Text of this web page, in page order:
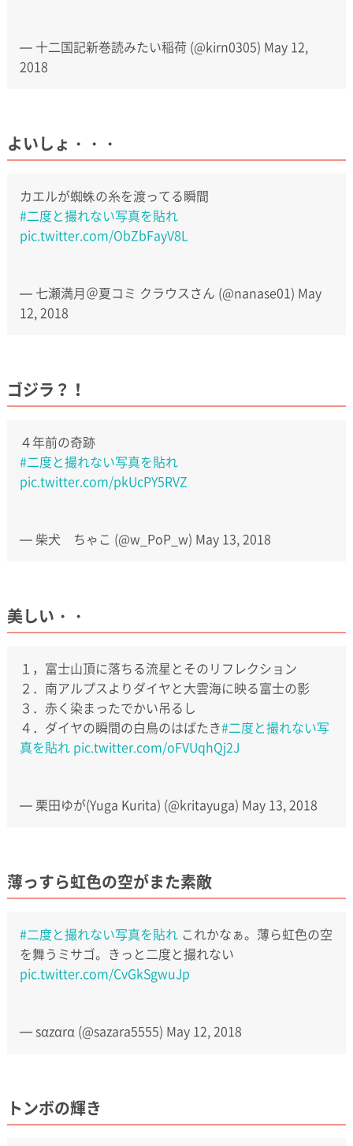
— 十二国記新巻読みたい稲荷 (@kirn0305) May 12,
2018
よいしょ・・・
カエルが蜘蛛の糸を渡ってる瞬間
#二度と撮れない写真を貼れ
pic.twitter.com/ObZbFayV8L
— 七瀬満月＠夏コミ クラウスさん (@nanase01) May
12, 2018
ゴジラ？！
４年前の奇跡
#二度と撮れない写真を貼れ
pic.twitter.com/pkUcPY5RVZ
— 柴犬 ちゃこ (@w_PoP_w) May 13, 2018
美しい・・
１，富士山頂に落ちる流星とそのリフレクション
２．南アルプスよりダイヤと大雲海に映る富士の影
３．赤く染まったでかい吊るし
４．ダイヤの瞬間の白鳥のはばたき#二度と撮れない写
真を貼れ pic.twitter.com/oFVUqhQj2J
— 栗田ゆが(Yuga Kurita) (@kritayuga) May 13, 2018
薄っすら虹色の空がまた素敵
#二度と撮れない写真を貼れこれかなぁ。薄ら虹色の空
を舞うミサゴ。きっと二度と撮れない
pic.twitter.com/CvGkSgwuJp
— sαzαrα (@sazara5555) May 12, 2018
トンボの輝き